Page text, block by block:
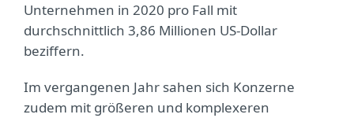
Unternehmen in 2020 pro Fall mit
durchschnittlich 3,86 Millionen US-Dollar
beziffern.
Im vergangenen Jahr sahen sich Konzerne
zudem mit größeren und komplexeren